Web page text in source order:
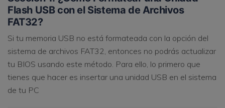
Flash USB con el Sistema de Archivos
FAT32?
Si tu memoria USB no está formateada con la opción del
sistema de archivos FAT32, entonces no podrás actualizar
tu BIOS usando este método. Para ello, lo primero que
tienes que hacer es insertar una unidad USB en el sistema
de tu PC